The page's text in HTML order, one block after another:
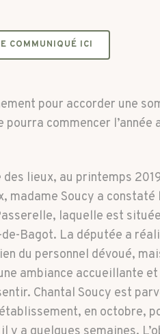
COMMUNIQUÉ ICI
pour accorder une
commencer l’année
lieux, au printemps
madame Soucy a constaté
laquelle est située
Bagot. La députée a
du personnel dévoué,
ambiance accueillante
Chantal Soucy est
en octobre,